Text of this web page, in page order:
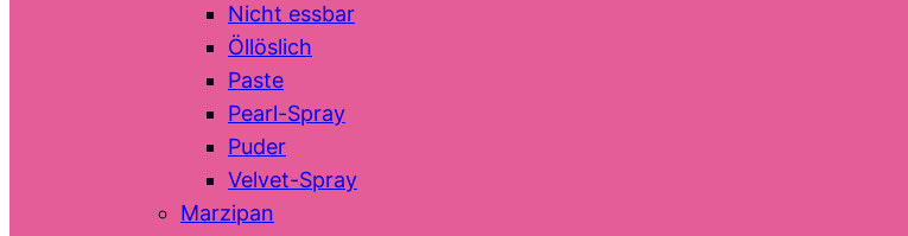
Nicht essbar
Öllöslich
Paste
Pearl-Spray
Puder
Velvet-Spray
Marzipan